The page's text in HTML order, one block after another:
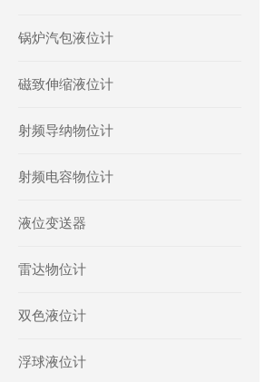
锅炉汽包液位计
磁致伸缩液位计
射频导纳物位计
射频电容物位计
液位变送器
雷达物位计
双色液位计
浮球液位计